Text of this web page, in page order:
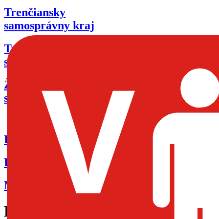
Trenčiansky
samosprávny kraj
Trnavský
samosprávny kraj
Žilinský
samosprávny kraj
Pre poskytovateľov zdravotnej
Pre prevádzkovateľov lekární
Mimoriadne oznamy ŠÚKL
KAGA Medic, s.r.o.